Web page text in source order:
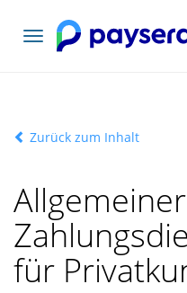
Toggle
navigation
Zurück zum Inhalt
Allgemeiner
für